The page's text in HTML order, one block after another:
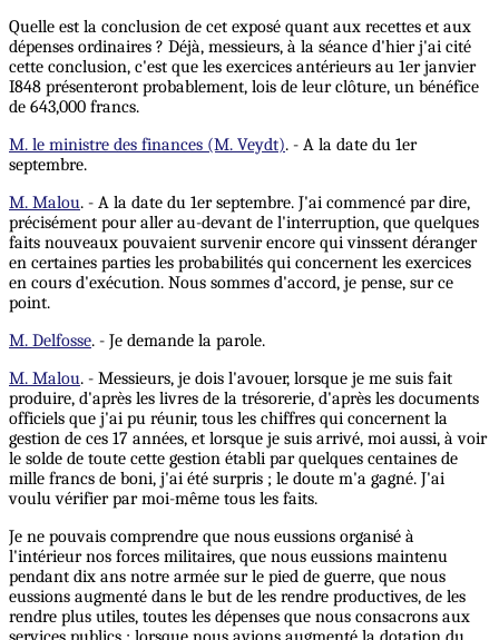
Quelle est la conclusion de cet exposé quant aux recettes et aux
dépenses ordinaires ? Déjà, messieurs, à la séance d'hier j'ai cité
cette conclusion, c'est que les exercices antérieurs au 1er janvier
I848 présenteront probablement, lois de leur clôture, un bénéfice
de 643,000 francs.
M. le ministre des finances (M. Veydt). - A la date du 1er
septembre.
M. Malou. - A la date du 1er septembre. J'ai commencé par dire,
précisément pour aller au-devant de l'interruption, que quelques
faits nouveaux pouvaient survenir encore qui vinssent déranger
en certaines parties les probabilités qui concernent les exercices
en cours d'exécution. Nous sommes d'accord, je pense, sur ce
point.
M. Delfosse. - Je demande la parole.
M. Malou. - Messieurs, je dois l'avouer, lorsque je me suis fait
produire, d'après les livres de la trésorerie, d'après les documents
officiels que j'ai pu réunir, tous les chiffres qui concernent la
gestion de ces 17 années, et lorsque je suis arrivé, moi aussi, à voir
le solde de toute cette gestion établi par quelques centaines de
mille francs de boni, j'ai été surpris ; le doute m'a gagné. J'ai
voulu vérifier par moi-même tous les faits.
Je ne pouvais comprendre que nous eussions organisé à
l'intérieur nos forces militaires, que nous eussions maintenu
pendant dix ans notre armée sur le pied de guerre, que nous
eussions augmenté dans le but de les rendre productives, de les
rendre plus utiles, toutes les dépenses que nous consacrons aux